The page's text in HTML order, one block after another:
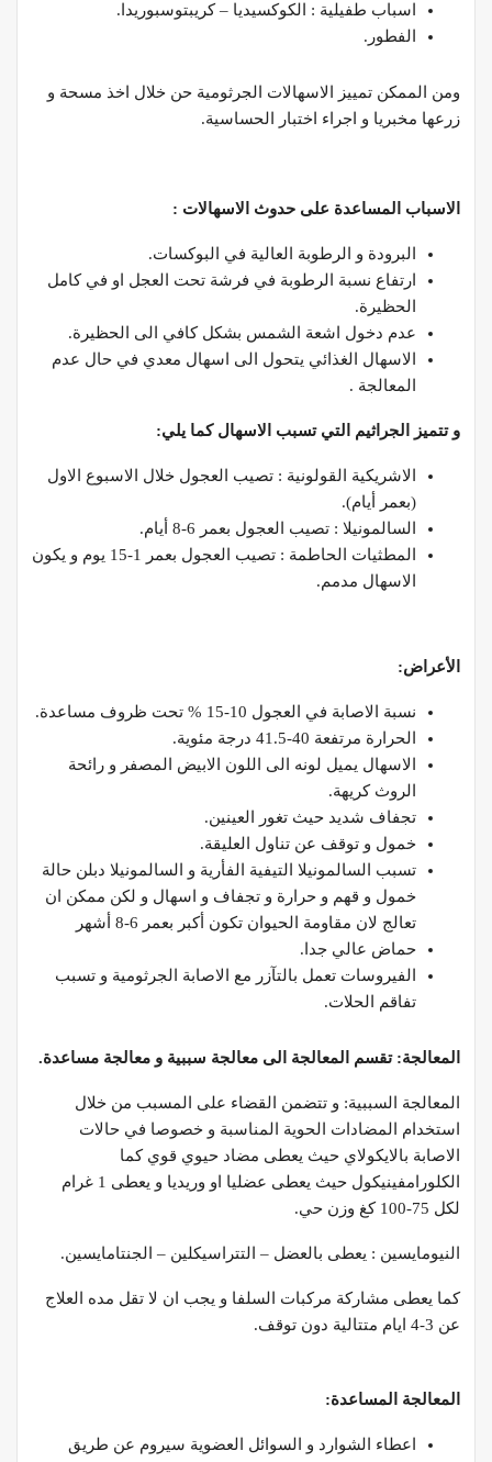
اسباب طفيلية : الكوكسيديا – كريبتوسبوريدا.
الفطور.
ومن الممكن تمييز الاسهالات الجرثومية حن خلال اخذ مسحة و
زرعها مخبريا و اجراء اختبار الحساسية.
الاسباب المساعدة على حدوث الاسهالات :
البرودة و الرطوبة العالية في البوكسات.
ارتفاع نسبة الرطوبة في فرشة تحت العجل او في كامل
الحظيرة.
عدم دخول اشعة الشمس بشكل كافي الى الحظيرة.
الاسهال الغذائي يتحول الى اسهال معدي في حال عدم
المعالجة .
و تتميز الجراثيم التي تسبب الاسهال كما يلي:
الاشريكية القولونية : تصيب العجول خلال الاسبوع الاول
(بعمر أيام).
السالمونيلا : تصيب العجول بعمر 6-8 أيام.
المطثيات الحاطمة : تصيب العجول بعمر 1-15 يوم و يكون
الاسهال مدمم.
الأعراض:
نسبة الاصابة في العجول 10-15 % تحت ظروف مساعدة.
الحرارة مرتفعة 40-41.5 درجة مئوية.
الاسهال يميل لونه الى اللون الابيض المصفر و رائحة
الروث كريهة.
تجفاف شديد حيث تغور العينين.
خمول و توقف عن تناول العليقة.
تسبب السالمونيلا التيفية الفأرية و السالمونيلا دبلن حالة
خمول و قهم و حرارة و تجفاف و اسهال و لكن ممكن ان
تعالج لان مقاومة الحيوان تكون أكبر بعمر 6-8 أشهر
حماض عالي جدا.
الفيروسات تعمل بالتآزر مع الاصابة الجرثومية و تسبب
تفاقم الحلات.
المعالجة: تقسم المعالجة الى معالجة سببية و معالجة مساعدة.
المعالجة السببية: و تتضمن القضاء على المسبب من خلال
استخدام المضادات الحوية المناسبة و خصوصا في حالات
الاصابة بالايكولاي حيث يعطى مضاد حيوي قوي كما
الكلورامفينيكول حيث يعطى عضليا او وريديا و يعطى 1 غرام
لكل 75-100 كغ وزن حي.
النيومايسين : يعطى بالعضل – التتراسيكلين – الجنتامايسين.
كما يعطى مشاركة مركبات السلفا و يجب ان لا تقل مده العلاج
عن 3-4 ايام متتالية دون توقف.
المعالجة المساعدة:
اعطاء الشوارد و السوائل العضوية سيروم عن طريق